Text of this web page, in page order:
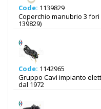
Code: 1139829
Coperchio manubrio 3 fori
139829)
Code: 1142965
Gruppo Cavi impianto
dal 1972